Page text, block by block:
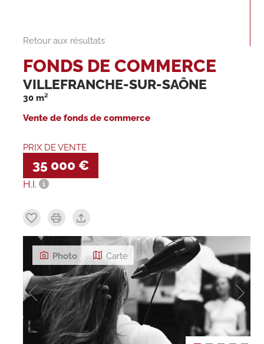
Retour aux résultats
Photo Carte
FONDS DE COMMERCE
VILLEFRANCHE-SUR-SAÔNE
30 m²
Vente de fonds de commerce
PRIX DE VENTE
35 000 €
H.I.